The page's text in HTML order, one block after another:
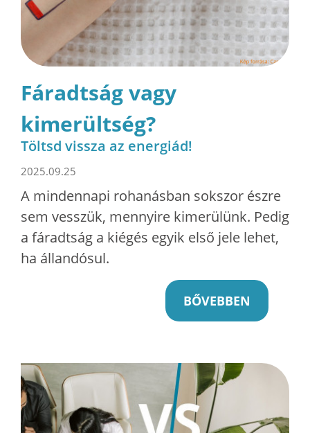
Fáradtság vagy
kimerültség?
Töltsd vissza az energiád!
2025.09.25
A mindennapi rohanásban sokszor észre
sem vesszük, mennyire kimerülünk. Pedig
a fáradtság a kiégés egyik első jele lehet,
ha állandósul.
BŐVEBBEN